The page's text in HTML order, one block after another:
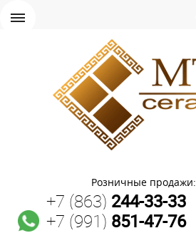
Розничные продажи:
+7 (863) 244-33-33
+7 (991) 851-47-76